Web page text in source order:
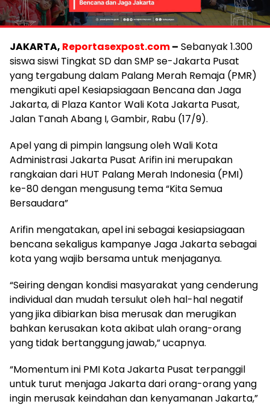
JAKARTA, Reportasexpost.com– Sebanyak 1.300
siswa siswi Tingkat SD dan SMP se-Jakarta Pusat
yang tergabung dalam Palang Merah Remaja (PMR)
mengikuti apel Kesiapsiagaan Bencana dan Jaga
Jakarta, di Plaza Kantor Wali Kota Jakarta Pusat,
Jalan Tanah Abang I, Gambir, Rabu (17/9).
Apel yang di pimpin langsung oleh Wali Kota
Administrasi Jakarta Pusat Arifin ini merupakan
rangkaian dari HUT Palang Merah Indonesia (PMI)
ke-80 dengan mengusung tema “Kita Semua
Bersaudara”
Arifin mengatakan, apel ini sebagai kesiapsiagaan
bencana sekaligus kampanye Jaga Jakarta sebagai
kota yang wajib bersama untuk menjaganya.
“Seiring dengan kondisi masyarakat yang cenderung
individual dan mudah tersulut oleh hal-hal negatif
yang jika dibiarkan bisa merusak dan merugikan
bahkan kerusakan kota akibat ulah orang-orang
yang tidak bertanggung jawab,” ucapnya.
“Momentum ini PMI Kota Jakarta Pusat terpanggil
untuk turut menjaga Jakarta dari orang-orang yang
ingin merusak keindahan dan kenyamanan Jakarta,”